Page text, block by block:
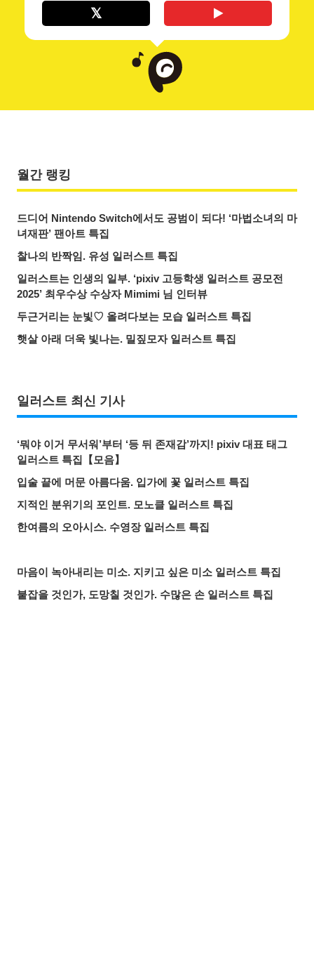
월간 랭킹
드디어 Nintendo Switch에서도 공범이 되다! ‘마법소녀의 마
녀재판’ 팬아트 특집
찰나의 반짝임. 유성 일러스트 특집
일러스트는 인생의 일부. ‘pixiv 고등학생 일러스트 공모전
2025’ 최우수상 수상자 Mimimi 님 인터뷰
두근거리는 눈빛♡ 올려다보는 모습 일러스트 특집
햇살 아래 더욱 빛나는. 밀짚모자 일러스트 특집
일러스트 최신 기사
‘뭐야 이거 무서워’부터 ‘등 뒤 존재감’까지! pixiv 대표 태그
일러스트 특집【모음】
입술 끝에 머문 아름다움. 입가에 꽃 일러스트 특집
지적인 분위기의 포인트. 모노클 일러스트 특집
한여름의 오아시스. 수영장 일러스트 특집
마음이 녹아내리는 미소. 지키고 싶은 미소 일러스트 특집
붙잡을 것인가, 도망칠 것인가. 수많은 손 일러스트 특집